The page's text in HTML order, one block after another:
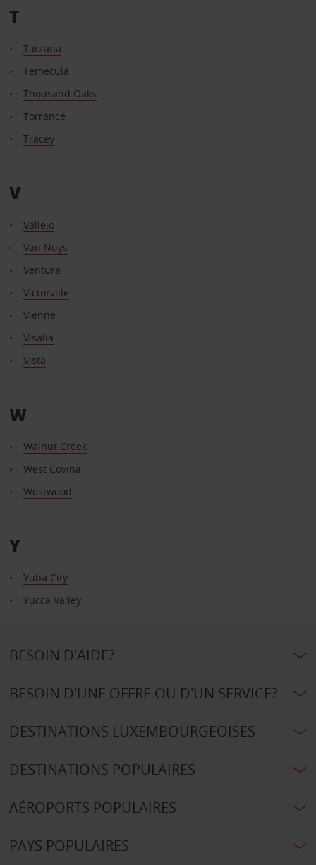
T
Tarzana
Temecula
Thousand Oaks
Torrance
Tracey
V
Vallejo
Van Nuys
Ventura
Victorville
Vienne
Visalia
Vista
W
Walnut Creek
West Covina
Westwood
Y
Yuba City
Yucca Valley
BESOIN D'AIDE?
BESOIN D'UNE OFFRE OU D'UN SERVICE?
DESTINATIONS LUXEMBOURGEOISES
DESTINATIONS POPULAIRES
AÉROPORTS POPULAIRES
PAYS POPULAIRES